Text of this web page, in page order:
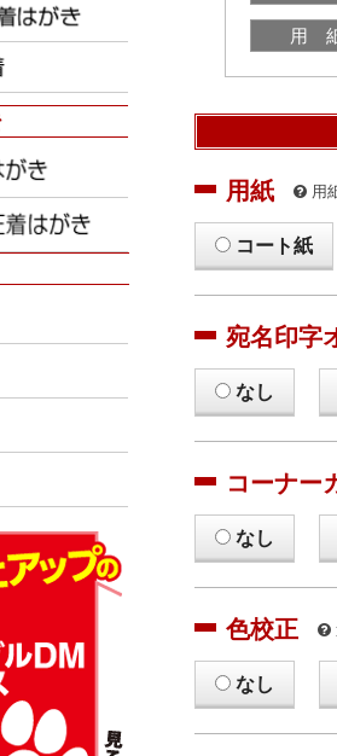
用
用紙 用
コート紙
宛名印字
なし
コーナー
なし
色校正
なし